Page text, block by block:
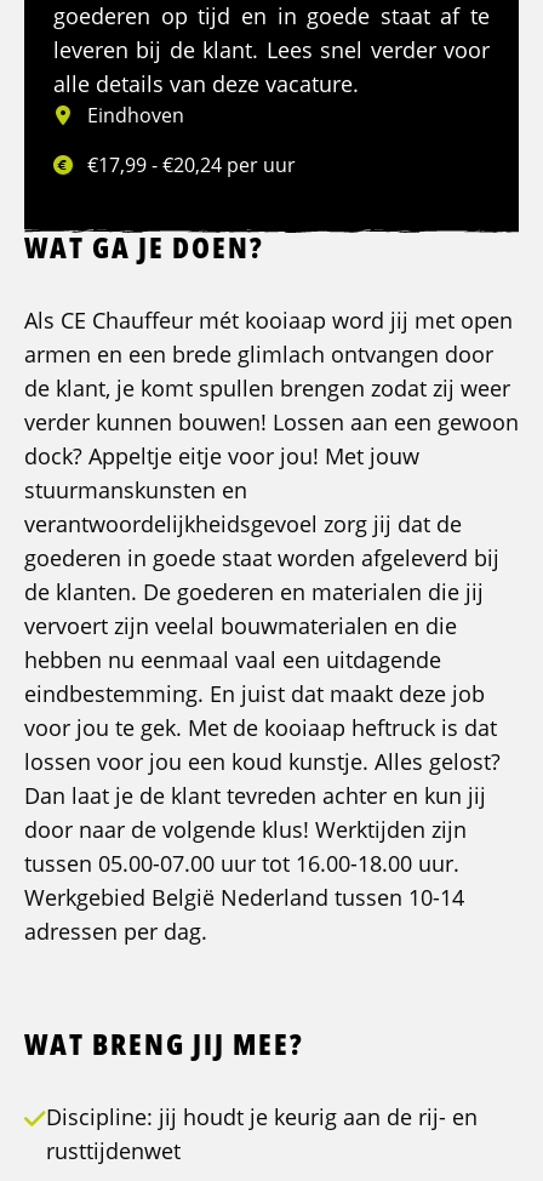
goederen op tijd en in goede staat af te
leveren bij de klant. Lees snel verder voor
alle details van deze vacature.
Eindhoven
€17,99 - €20,24 per uur
WAT GA JE DOEN?
Als CE Chauffeur mét kooiaap word jij met open
armen en een brede glimlach ontvangen door
de klant, je komt spullen brengen zodat zij weer
verder kunnen bouwen! Lossen aan een gewoon
dock? Appeltje eitje voor jou! Met jouw
stuurmanskunsten en
verantwoordelijkheidsgevoel zorg jij dat de
goederen in goede staat worden afgeleverd bij
de klanten. De goederen en materialen die jij
vervoert zijn veelal bouwmaterialen en die
hebben nu eenmaal vaal een uitdagende
eindbestemming. En juist dat maakt deze job
voor jou te gek. Met de kooiaap heftruck is dat
lossen voor jou een koud kunstje. Alles gelost?
Dan laat je de klant tevreden achter en kun jij
door naar de volgende klus! Werktijden zijn
tussen 05.00-07.00 uur tot 16.00-18.00 uur.
Werkgebied België Nederland tussen 10-14
adressen per dag.
WAT BRENG JIJ MEE?
Discipline: jij houdt je keurig aan de rij- en
rusttijdenwet